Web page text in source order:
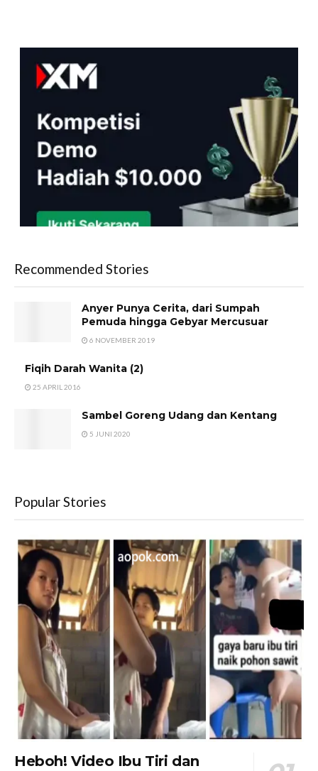
Recommended Stories
Anyer Punya Cerita, dari Sumpah
Pemuda hingga Gebyar Mercusuar
6 NOVEMBER 2019
Fiqih Darah Wanita (2)
25 APRIL 2016
Sambel Goreng Udang dan Kentang
5 JUNI 2020
Popular Stories
Heboh! Video Ibu Tiri dan